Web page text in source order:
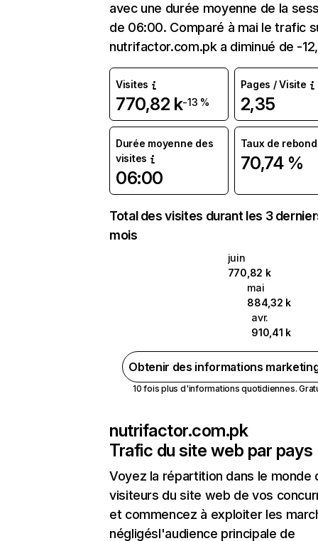
avec une durée moyenne de la
de 06:00. Comparé à mai le trafic
nutrifactor.com.pk a diminué de -
Visites
770,82 k-13 %
Pages / Visite
2,35
Durée moyenne des
visites
06:00
Taux de rebond
70,74 %
Total des visites durant les 3
mois
juin
770,82 k
mai
884,32 k
avr.
910,41 k
Obtenir des informations
10 fois plus d'informations quotidiennes.
nutrifactor.com.pk
Trafic du site web par pays
Voyez la répartition dans le monde
visiteurs du site web de vos
et commencez à exploiter les
négligésl'audience principale de